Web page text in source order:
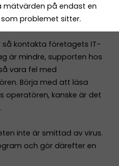
mätvärden på endast en
problemet sitter.
kontakta företagets IT-
är mindre, supporten hos
vara fel med
Börja med att läsa
operatören, kanske är det
inte är smittad av virus.
och gör därefter en